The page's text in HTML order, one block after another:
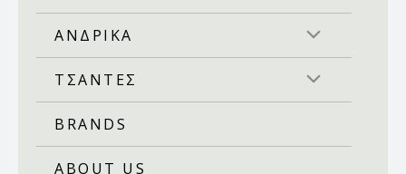
ΑΝΔΡΙΚΑ
ΤΣΑΝΤΕΣ
BRANDS
ABOUT US